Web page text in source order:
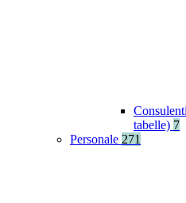
tabelle) 7
Personale 271